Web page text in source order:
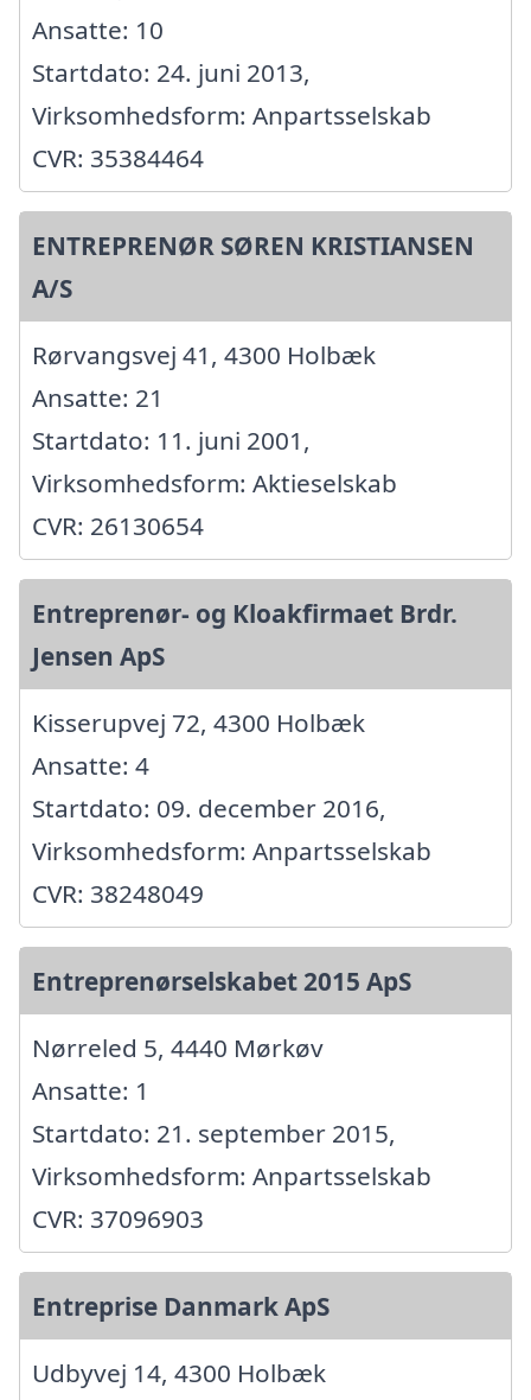
Ansatte: 10
Startdato: 24. juni 2013,
Virksomhedsform: Anpartsselskab
CVR: 35384464
ENTREPRENØR SØREN KRISTIANSEN
A/S
Rørvangsvej 41, 4300 Holbæk
Ansatte: 21
Startdato: 11. juni 2001,
Virksomhedsform: Aktieselskab
CVR: 26130654
Entreprenør- og Kloakfirmaet Brdr.
Jensen ApS
Kisserupvej 72, 4300 Holbæk
Ansatte: 4
Startdato: 09. december 2016,
Virksomhedsform: Anpartsselskab
CVR: 38248049
Entreprenørselskabet 2015 ApS
Nørreled 5, 4440 Mørkøv
Ansatte: 1
Startdato: 21. september 2015,
Virksomhedsform: Anpartsselskab
CVR: 37096903
Entreprise Danmark ApS
Udbyvej 14, 4300 Holbæk